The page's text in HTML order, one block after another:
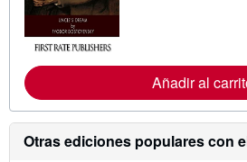
Añadir al
Otras ediciones populares con